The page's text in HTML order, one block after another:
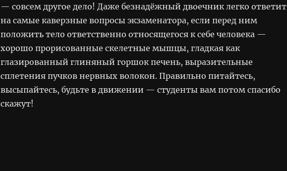
— совсем другое дело! Даже безнадёжный двоечник легко ответит
на самые каверзные вопросы экзаменатора, если перед ним
положить тело ответственно относящегося к себе человека —
хорошо прорисованные скелетные мышцы, гладкая как
глазированный глиняный горшок печень, выразительные
сплетения пучков нервных волокон. Правильно питайтесь,
высыпайтесь, будьте в движении — студенты вам потом спасибо
скажут!